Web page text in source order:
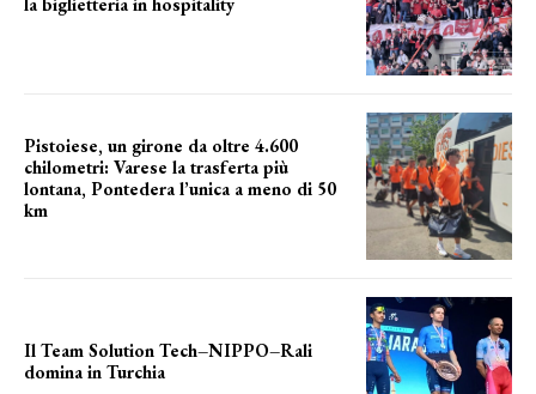
Pistoiese, un girone da oltre 4.600
chilometri: Varese la trasferta più
lontana, Pontedera l’unica a meno di 50
km
Il Team Solution Tech–NIPPO–Rali
domina in Turchia